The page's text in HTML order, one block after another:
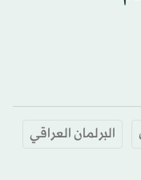
البرلمان العراقي